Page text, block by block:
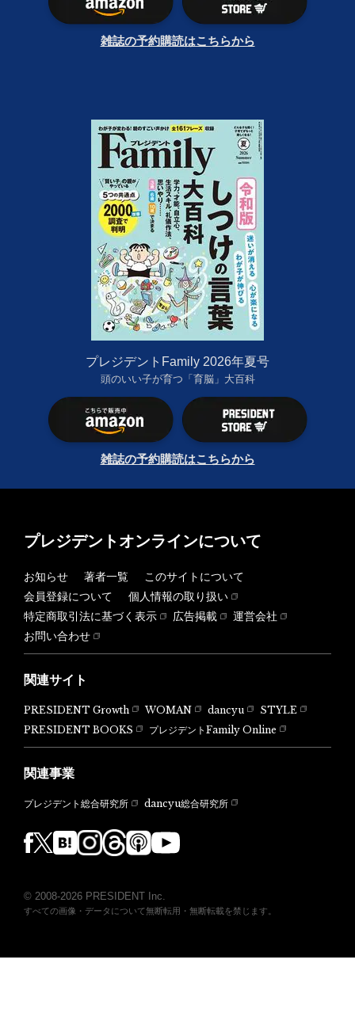
雑誌の予約購読はこちらから
プレジデントFamily 2026年夏号
頭のいい子が育つ「育脳」大百科
雑誌の予約購読はこちらから
プレジデントオンラインについて
お知らせ 著者一覧
このサイトについて
会員登録について
個人情報の取り扱い
特定商取引法に基づく表示
広告掲載
運営会社
お問い合わせ
関連サイト
PRESIDENT Growth WOMAN dancyu
STYLE
PRESIDENT BOOKS
プレジデントFamily Online
関連事業
プレジデント総合研究所 dancyu総合研究所
© 2008-2026 PRESIDENT Inc.
すべての画像・データについて無断転用・無断転載を禁じます。